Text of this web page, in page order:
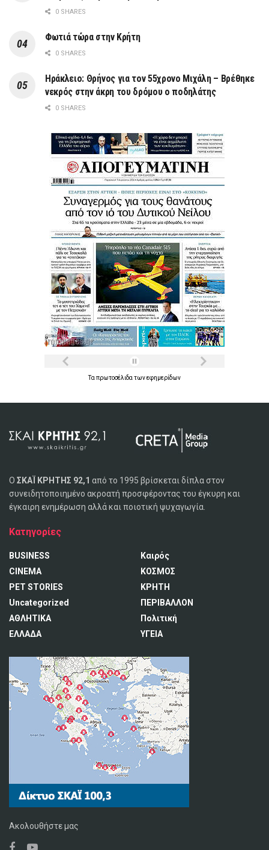
0 SHARES
Φωτιά τώρα στην Κρήτη
0 SHARES
Ηράκλειο: Θρήνος για τον 55χρονο Μιχάλη – Βρέθηκε
νεκρός στην άκρη του δρόμου ο ποδηλάτης
0 SHARES
Τα πρωτοσέλιδα τωνεφημερίδων
Ο ΣΚΑΪ ΚΡΗΤΗΣ 92,1 από το 1995 βρίσκεται δίπλα στον
συνειδητοποιημένο ακροατή προσφέροντας του έγκυρη και
έγκαιρη ενημέρωση αλλά και ποιοτική ψυχαγωγία.
Κατηγορίες
BUSINESS
CINEMA
PET STORIES
Uncategorized
ΑΘΛΗΤΙΚΑ
ΕΛΛΑΔΑ
Καιρός
ΚΟΣΜΟΣ
ΚΡΗΤΗ
ΠΕΡΙΒΑΛΛΟΝ
Πολιτική
ΥΓΕΙΑ
Ακολουθήστε μας